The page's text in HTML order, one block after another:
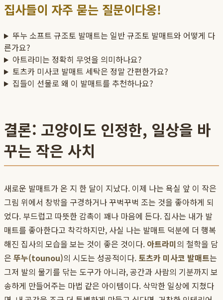
집사들이 자주 묻는 질문이다옹!
뚜누 소프트 규조토 발매트는 일반 규조토 발매트와 어떻게 다
른가요?
아트라미는 정확히 무엇을 의미하나요?
토츠카 미사코 발매트 세탁은 정말 간편한가요?
집들이 선물로 왜 이 발매트를 추천하나요?
결론: 고양이도 인정한, 일상을 바
꾸는 작은 사치
새로운 발매트가 온 지 한 달이 지났다. 이제 나는 욕실 앞 이 작은
그림 위에서 창밖을 구경하거나 꾸벅꾸벅 조는 것을 좋아하게 되
었다. 부드럽고 따뜻한 감촉이 꽤나 마음에 든다. 집사는 내가 발
매트를 좋아한다고 착각하지만, 사실 나는 발매트 덕분에 더 행복
해진 집사의 모습을 보는 것이 좋은 것이다. 아트라미의 철학을 담
은 뚜누(tounou)의 시도는 성공적이다. 토츠카 미사코 발매트는
그저 발의 물기를 닦는 도구가 아니라, 공간과 사람의 기분까지 보
송하게 만들어주는 마법 같은 아이템이다. 삭막한 일상에 지쳤다